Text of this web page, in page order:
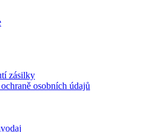
zásilky
osobních údajů